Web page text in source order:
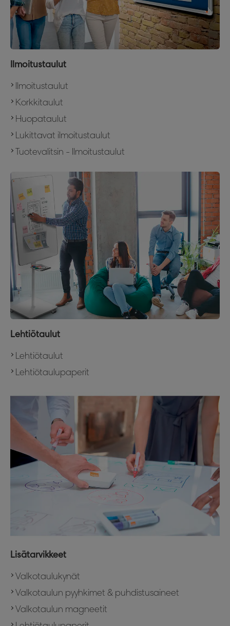
Ilmoitustaulut
Ilmoitustaulut
Korkkitaulut
Huopataulut
Lukittavat ilmoitustaulut
Tuotevalitsin - Ilmoitustaulut
Lehtiötaulut
Lehtiötaulut
Lehtiötaulupaperit
Lisätarvikkeet
Valkotaulukynät
Valkotaulun pyyhkimet & puhdistusaineet
Valkotaulun magneetit